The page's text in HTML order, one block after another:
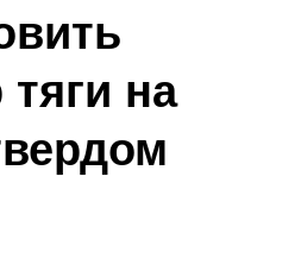
тяги на